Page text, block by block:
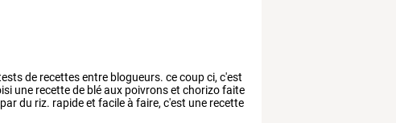
de recettesentre blogueurs. cecoupci, c'est
une recettede bléaux poivronset chorizofaite
pardu riz. rapideet facileà faire, c'est une recette